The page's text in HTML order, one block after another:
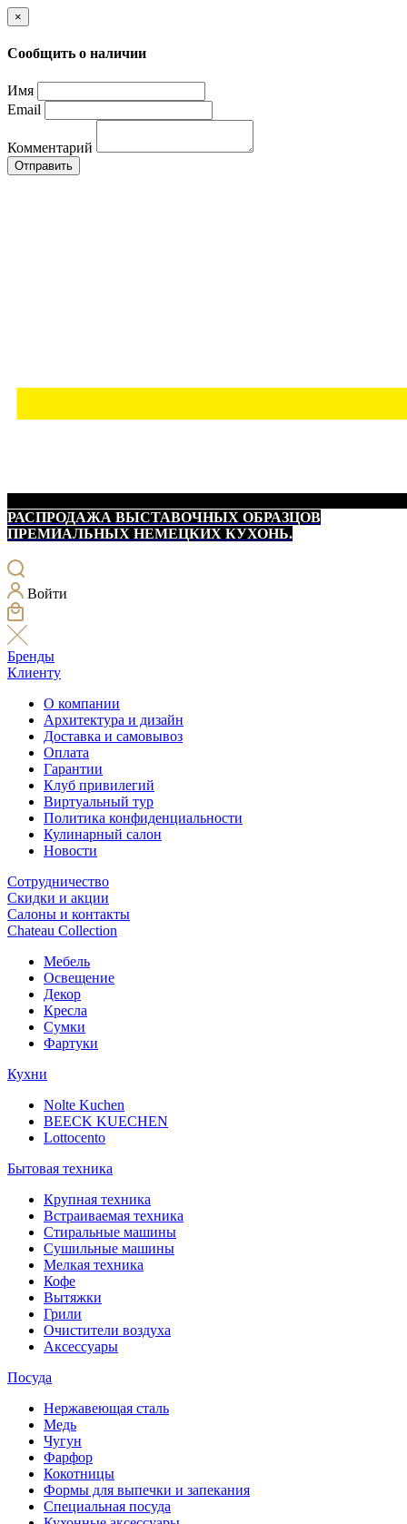
×
Сообщить о наличии
Имя
Email
Комментарий
Отправить
РАСПРОДАЖА ВЫСТАВОЧНЫХ ОБРАЗЦОВ
ПРЕМИАЛЬНЫХ НЕМЕЦКИХ КУХОНЬ.
Войти
Бренды
Клиенту
О компании
Архитектура и дизайн
Доставка и самовывоз
Оплата
Гарантии
Клуб привилегий
Виртуальный тур
Политика конфиденциальности
Кулинарный салон
Новости
Сотрудничество
Скидки и акции
Салоны и контакты
Chateau Collection
Мебель
Освещение
Декор
Кресла
Сумки
Фартуки
Кухни
Nolte Kuchen
BEECK KUECHEN
Lottocento
Бытовая техника
Крупная техника
Встраиваемая техника
Стиральные машины
Сушильные машины
Мелкая техника
Кофе
Вытяжки
Грили
Очистители воздуха
Аксессуары
Посуда
Нержавеющая сталь
Медь
Чугун
Фарфор
Кокотницы
Формы для выпечки и запекания
Специальная посуда